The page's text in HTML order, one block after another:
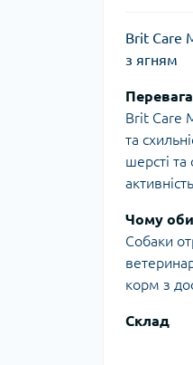
Brit Care
з ягням
Перевага
Brit Care
та
шерсті
Чому
Собаки
корм з
Склад